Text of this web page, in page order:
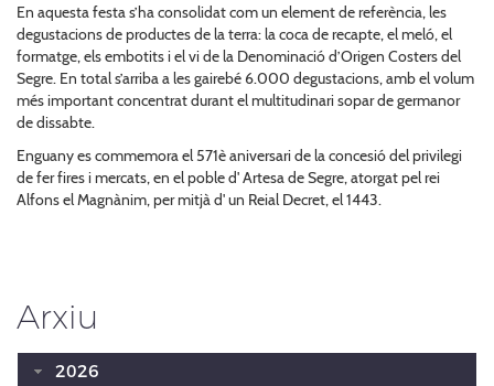
En aquesta festa s’ha consolidat com un element de referència, les
degustacions de productes de la terra: la coca de recapte, el meló, el
formatge, els embotits i el vi de la Denominació d’Origen Costers del
Segre. En total s’arriba a les gairebé 6.000 degustacions, amb el volum
més important concentrat durant el multitudinari sopar de germanor
de dissabte.
Enguany es commemora el 571è aniversari de la concesió del privilegi
de fer fires i mercats, en el poble d' Artesa de Segre, atorgat pel rei
Alfons el Magnànim, per mitjà d' un Reial Decret, el 1443.
Arxiu
2026